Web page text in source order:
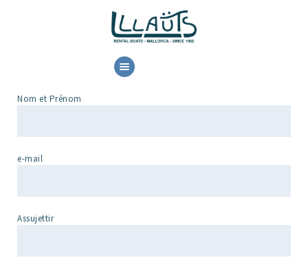
LOCATION
CONTACT
Nom et Prénom
e-mail
Assujettir